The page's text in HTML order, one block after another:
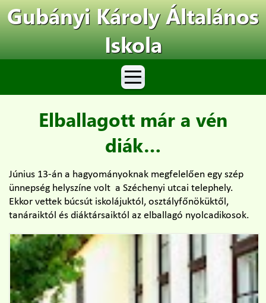
Gubányi Károly Általános
Iskola
Elballagott már a vén
diák…
Június 13-án a hagyományoknak megfelelően egy szép
ünnepség helyszíne volt a Széchenyi utcai telephely.
Ekkor vettek búcsút iskolájuktól, osztályfőnöküktől,
tanáraiktól és diáktársaiktól az elballagó nyolcadikosok.